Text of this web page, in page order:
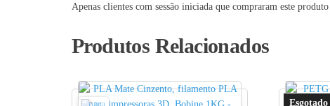
Apenas clientes com sessão iniciada que compraram este
Produtos Relacionados